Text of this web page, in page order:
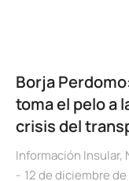
Borja
toma el pelo a
crisis del
Información Insular,
12 de diciembre